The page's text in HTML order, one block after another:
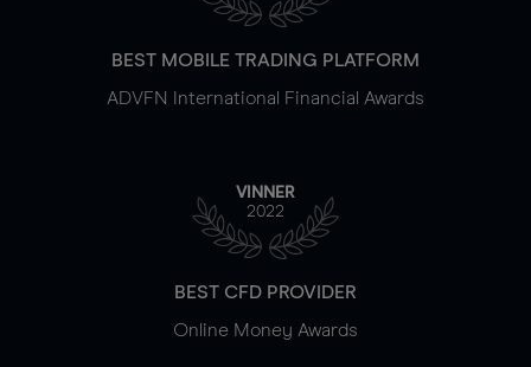
BEST MOBILE TRADING PLATFORM
ADVFN International Financial Awards
VINNER
2022
BEST CFD PROVIDER
Online Money Awards